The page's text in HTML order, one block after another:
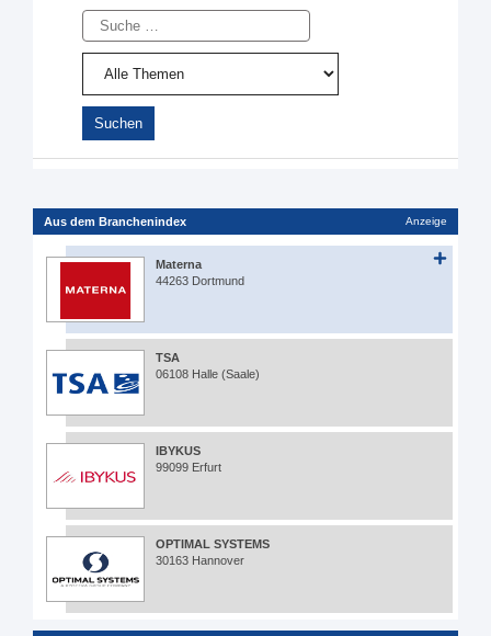
Suche
Aus dem Branchenindex Anzeige
Materna
44263 Dortmund
TSA
06108 Halle (Saale)
IBYKUS
99099 Erfurt
OPTIMAL SYSTEMS
30163 Hannover